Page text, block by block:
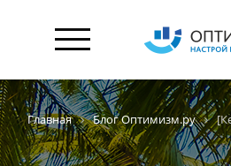
Главная Блог Оптимизм.ру